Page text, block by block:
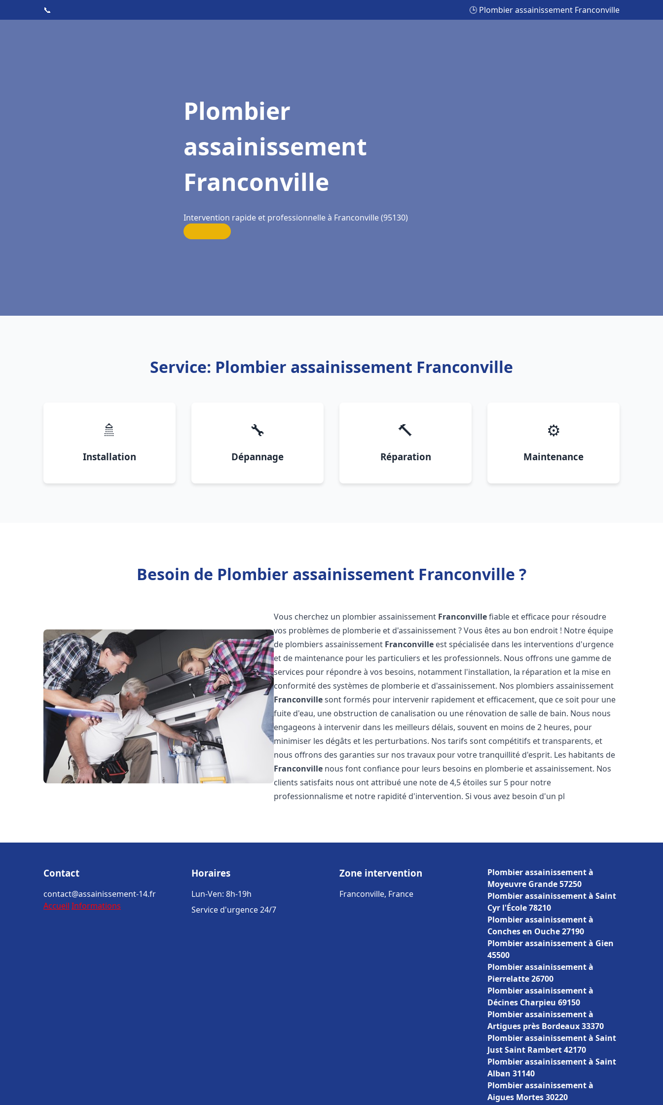
📞 🕒 Plombier assainissement Franconville
Plombier
assainissement
Franconville
Intervention rapide et professionnelle à Franconville (95130)
Service: Plombier assainissement Franconville
🚿
Installation
🔧
Dépannage
🔨
Réparation
⚙️
Maintenance
Besoin de Plombier assainissement Franconville ?
Vous cherchez un plombier assainissement Franconvillefiable et efficace pour résoudre
vos problèmes de plomberie et d'assainissement ? Vous êtes au bon endroit ! Notre équipe
de plombiers assainissement Franconville est spécialisée dans les interventions d'urgence
et de maintenance pour les particuliers et les professionnels. Nous offrons une gamme de
services pour répondre à vos besoins, notamment l'installation, la réparation et la mise en
conformité des systèmes de plomberie et d'assainissement. Nos plombiers assainissement
Franconvillesont formés pour intervenir rapidement et efficacement, que ce soit pour une
fuite d'eau, une obstruction de canalisation ou une rénovation de salle de bain. Nous nous
engageons à intervenir dans les meilleurs délais, souvent en moins de 2 heures, pour
minimiser les dégâts et les perturbations. Nos tarifs sont compétitifs et transparents, et
nous offrons des garanties sur nos travaux pour votre tranquillité d'esprit. Les habitants de
Franconville nous font confiance pour leurs besoins en plomberie et assainissement. Nos
clients satisfaits nous ont attribué une note de 4,5 étoiles sur 5 pour notre
professionnalisme et notre rapidité d'intervention. Si vous avez besoin d'un pl
Contact
contact@assainissement-14.fr
Accueil Informations
Horaires
Lun-Ven: 8h-19h
Service d'urgence 24/7
Zone intervention
Franconville, France
Plombier assainissement à
Moyeuvre Grande 57250
Plombier assainissement à Saint
Cyr l'École 78210
Plombier assainissement à
Conches en Ouche 27190
Plombier assainissement à Gien
45500
Plombier assainissement à
Pierrelatte 26700
Plombier assainissement à
Décines Charpieu 69150
Plombier assainissement à
Artigues près Bordeaux 33370
Plombier assainissement à Saint
Just Saint Rambert 42170
Plombier assainissement à Saint
Alban 31140
Plombier assainissement à
Aigues Mortes 30220